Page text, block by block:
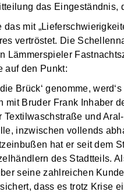
das Eingeständnis,
das mit
vertröstet. Die
Lämmerspieler
auf den Punkt:
Brück‘ genomme,
mit Bruder Frank Inhaber
Textilwaschstraße und
inzwischen vollends
hat er seit dem
des Stadtteils.
seine zahlreichen
dass es trotz Krise